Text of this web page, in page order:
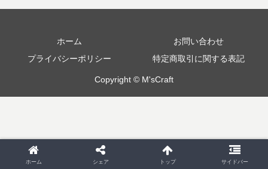
ホーム
お問い合わせ
プライバシーポリシー
特定商取引に関する表記
Copyright © M'sCraft
ホーム シェア トップ サイドバー